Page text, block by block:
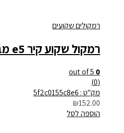
רמקולים שקועים
רמקול שקוע קיר e5 מבית Pro-sound
0
out of 5
מק"ט : 5f2c0155c8e6
₪152.00
הוספה לסל